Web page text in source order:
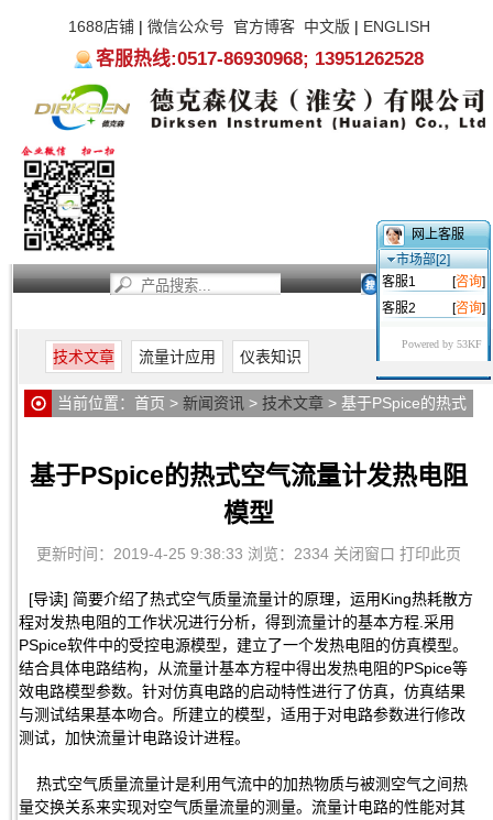
1688店铺| 微信公众号 官方博客 中文版 | ENGLISH
客服热线:0517-86930968; 13951262528
技术文章 流量计应用 仪表知识
当前位置： 首页 > 新闻资讯 > 技术文章 > 基于PSpice的热式
基于PSpice的热式空气流量计发热电阻
模型
更新时间：2019-4-25 9:38:33 浏览：2334 关闭窗口 打印此页
[导读] 简要介绍了热式空气质量流量计的原理，运用King热耗散方
程对发热电阻的工作状况进行分析，得到流量计的基本方程.采用
PSpice软件中的受控电源模型，建立了一个发热电阻的仿真模型。
结合具体电路结构，从流量计基本方程中得出发热电阻的PSpice等
效电路模型参数。针对仿真电路的启动特性进行了仿真，仿真结果
与测试结果基本吻合。所建立的模型，适用于对电路参数进行修改
测试，加快流量计电路设计进程。
热式空气质量流量计是利用气流中的加热物质与被测空气之间热
量交换关系来实现对空气质量流量的测量。流量计电路的性能对其
网上客服
市场部[2]
客服1
[咨询]
客服2
[咨询]
Powered by 53KF